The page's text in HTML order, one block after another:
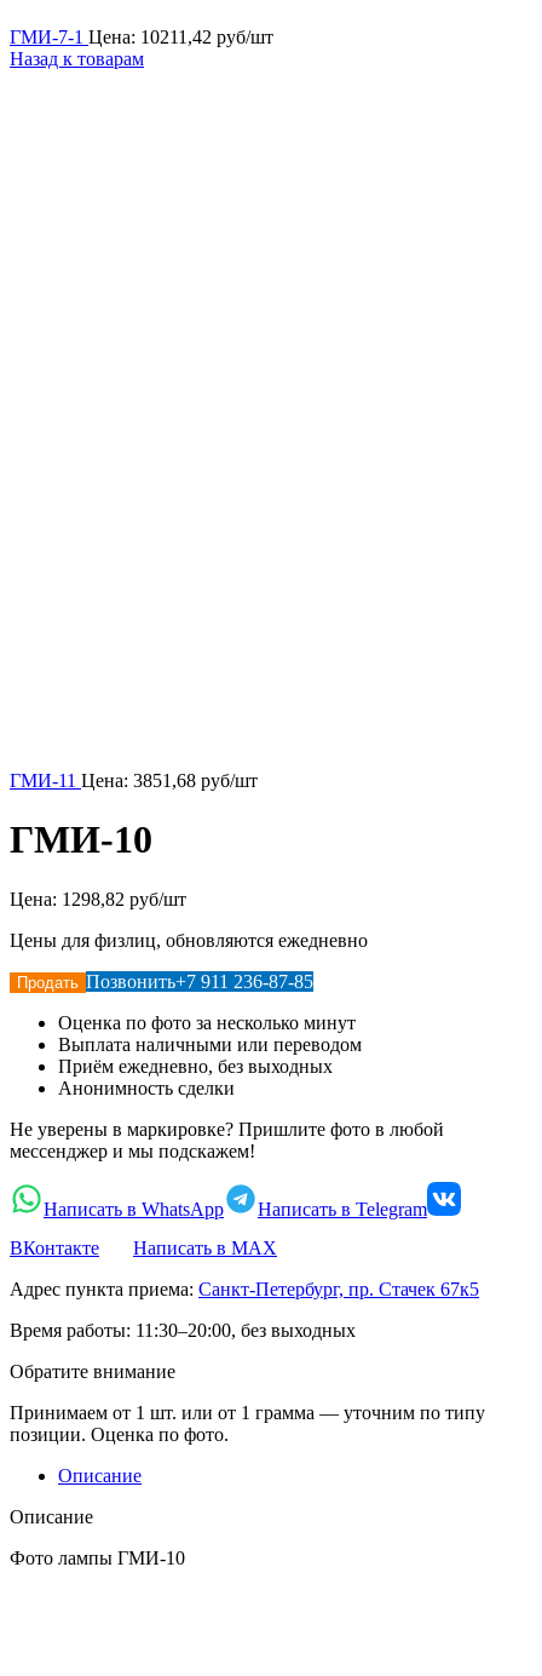
ГМИ-7-1 Цена: 10211,42 руб/шт
Назад к товарам
ГМИ-11 Цена: 3851,68 руб/шт
ГМИ-10
Цена: 1298,82 руб/шт
Цены для физлиц, обновляются ежедневно
Продать Позвонить+7 911 236-87-85
Оценка по фото за несколько минут
Выплата наличными или переводом
Приём ежедневно, без выходных
Анонимность сделки
Не уверены в маркировке? Пришлите фото в любой
мессенджер и мы подскажем!
Написать в WhatsApp
Написать в Telegram
ВКонтакте
Написать в MAX
Адрес пункта приема: Санкт-Петербург, пр. Стачек 67к5
Время работы: 11:30–20:00, без выходных
Обратите внимание
Принимаем от 1 шт. или от 1 грамма — уточним по типу
позиции. Оценка по фото.
Описание
Описание
Фото лампы ГМИ-10